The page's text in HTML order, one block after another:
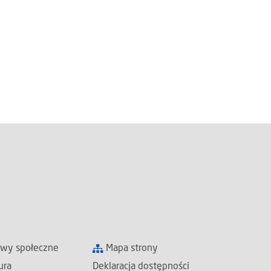
społeczne
Mapa strony
Deklaracja dostępności